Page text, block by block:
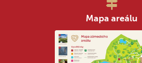
Mapa areálu